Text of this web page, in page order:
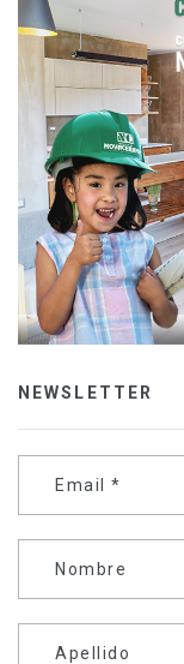
NEWSLETTER
Email *
Nombre
Apellido